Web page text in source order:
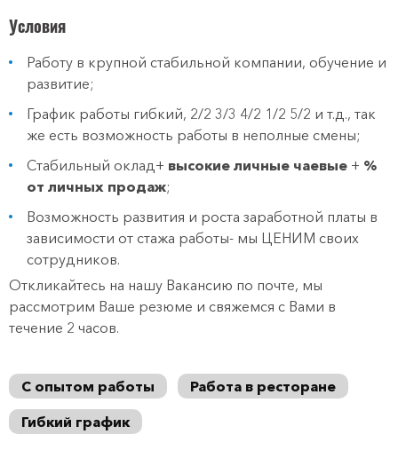
Условия
Работу в крупной стабильной компании, обучение и
развитие;
График работы гибкий, 2/2 3/3 4/2 1/2 5/2 и т.д., так
же есть возможность работы в неполные смены;
Стабильный оклад+ высокие личные чаевые + %
от личных продаж;
Возможность развития и роста заработной платы в
зависимости от стажа работы- мы ЦЕНИМ своих
сотрудников.
Откликайтесь на нашу Вакансию по почте, мы
рассмотрим Ваше резюме и свяжемся с Вами в
течение 2 часов.
С опытом работы
Работа в ресторане
Гибкий график